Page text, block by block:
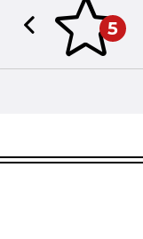
5
Previous slide